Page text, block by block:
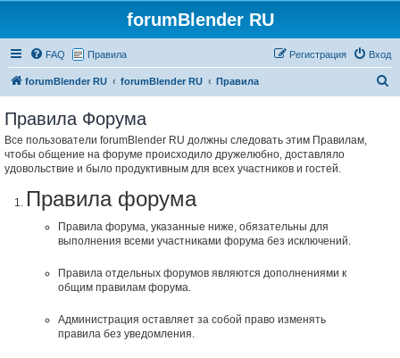
forumBlender RU
FAQ Правила Вход
Регистрация
forumBlender RU forumBlender RU Правила
Правила Форума
Все пользователи forumBlender RU должны следовать этим Правилам,
чтобы общение на форуме происходило дружелюбно, доставляло
удовольствие и было продуктивным для всех участников и гостей.
Правила форума
Правила форума, указанные ниже, обязательны для
выполнения всеми участниками форума без исключений.
Правила отдельных форумов являются дополнениями к
общим правилам форума.
Администрация оставляет за собой право изменять
правила без уведомления.